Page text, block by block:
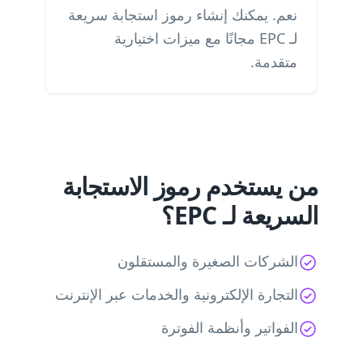
نعم. يمكنك إنشاء رموز استجابة سريعة
لـ EPC مجانًا مع ميزات اختيارية
متقدمة.
من يستخدم رموز الاستجابة
السريعة لـ EPC؟
الشركات الصغيرة والمستقلون
التجارة الإلكترونية والخدمات عبر الإنترنت
الفواتير وأنظمة الفوترة